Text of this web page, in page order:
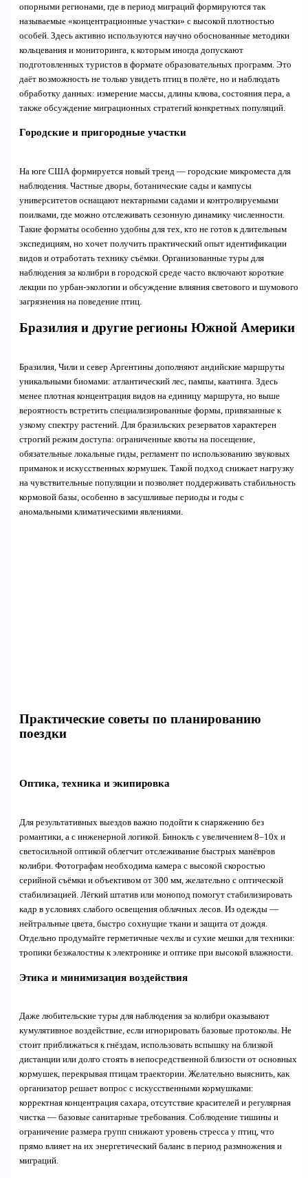
опорными регионами, где в период миграций формируются так
называемые «концентрационные участки» с высокой плотностью
особей. Здесь активно используются научно обоснованные методики
кольцевания и мониторинга, к которым иногда допускают
подготовленных туристов в формате образовательных программ. Это
даёт возможность не только увидеть птиц в полёте, но и наблюдать
обработку данных: измерение массы, длины клюва, состояния пера, а
также обсуждение миграционных стратегий конкретных популяций.
Городские и пригородные участки
На юге США формируется новый тренд — городские микроместа для
наблюдения. Частные дворы, ботанические сады и кампусы
университетов оснащают нектарными садами и контролируемыми
поилками, где можно отслеживать сезонную динамику численности.
Такие форматы особенно удобны для тех, кто не готов к длительным
экспедициям, но хочет получить практический опыт идентификации
видов и отработать технику съёмки. Организованные туры для
наблюдения за колибри в городской среде часто включают короткие
лекции по урбан-экологии и обсуждение влияния светового и шумового
загрязнения на поведение птиц.
Бразилия и другие регионы Южной Америки
Бразилия, Чили и север Аргентины дополняют андийские маршруты
уникальными биомами: атлантический лес, пампы, каатинга. Здесь
менее плотная концентрация видов на единицу маршрута, но выше
вероятность встретить специализированные формы, привязанные к
узкому спектру растений. Для бразильских резерватов характерен
строгий режим доступа: ограниченные квоты на посещение,
обязательные локальные гиды, регламент по использованию звуковых
приманок и искусственных кормушек. Такой подход снижает нагрузку
на чувствительные популяции и позволяет поддерживать стабильность
кормовой базы, особенно в засушливые периоды и годы с
аномальными климатическими явлениями.
Практические советы по планированию
поездки
Оптика, техника и экипировка
Для результативных выездов важно подойти к снаряжению без
романтики, а с инженерной логикой. Бинокль с увеличением 8–10х и
светосильной оптикой облегчит отслеживание быстрых манёвров
колибри. Фотографам необходима камера с высокой скоростью
серийной съёмки и объективом от 300 мм, желательно с оптической
стабилизацией. Лёгкий штатив или монопод помогут стабилизировать
кадр в условиях слабого освещения облачных лесов. Из одежды —
нейтральные цвета, быстро сохнущие ткани и защита от дождя.
Отдельно продумайте герметичные чехлы и сухие мешки для техники:
тропики безжалостны к электронике и оптике при высокой влажности.
Этика и минимизация воздействия
Даже любительские туры для наблюдения за колибри оказывают
кумулятивное воздействие, если игнорировать базовые протоколы. Не
стоит приближаться к гнёздам, использовать вспышку на близкой
дистанции или долго стоять в непосредственной близости от основных
кормушек, перекрывая птицам траектории. Желательно выяснить, как
организатор решает вопрос с искусственными кормушками:
корректная концентрация сахара, отсутствие красителей и регулярная
чистка — базовые санитарные требования. Соблюдение тишины и
ограничение размера групп снижают уровень стресса у птиц, что
прямо влияет на их энергетический баланс в период размножения и
миграций.